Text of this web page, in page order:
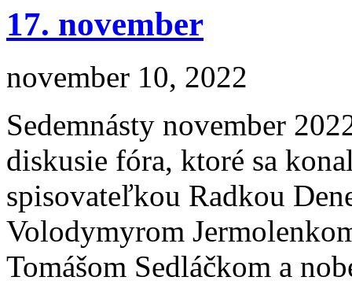
17. november
november 10, 2022
Sedemnásty november
diskusie fóra, ktoré sa
spisovateľkou Radkou
Volodymyrom
Tomášom Sedláčkom a